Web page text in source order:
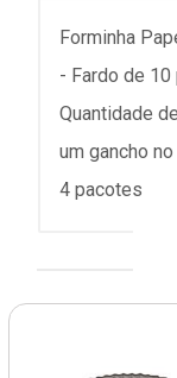
Forminha
- Fardo de
Quantidade
um gancho
4 pacotes